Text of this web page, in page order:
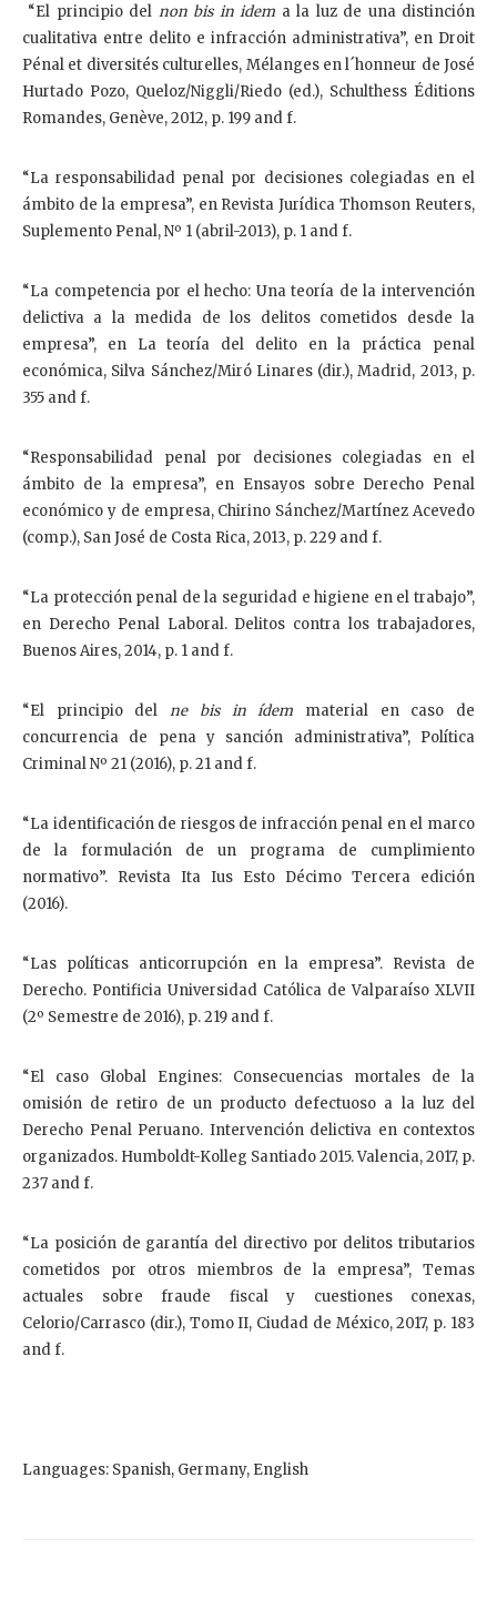
“El principio del non bis in idem a la luz de una distinción
cualitativa entre delito e infracción administrativa”, en Droit
Pénal et diversités culturelles, Mélanges en l´honneur de José
Hurtado Pozo, Queloz/Niggli/Riedo (ed.), Schulthess Éditions
Romandes, Genève, 2012, p. 199 and f.
“La responsabilidad penal por decisiones colegiadas en el
ámbito de la empresa”, en Revista Jurídica Thomson Reuters,
Suplemento Penal, Nº 1 (abril-2013), p. 1 and f.
“La competencia por el hecho: Una teoría de la intervención
delictiva a la medida de los delitos cometidos desde la
empresa”, en La teoría del delito en la práctica penal
económica, Silva Sánchez/Miró Linares (dir.), Madrid, 2013, p.
355 and f.
“Responsabilidad penal por decisiones colegiadas en el
ámbito de la empresa”, en Ensayos sobre Derecho Penal
económico y de empresa, Chirino Sánchez/Martínez Acevedo
(comp.), San José de Costa Rica, 2013, p. 229 and f.
“La protección penal de la seguridad e higiene en el trabajo”,
en Derecho Penal Laboral. Delitos contra los trabajadores,
Buenos Aires, 2014, p. 1 and f.
“El principio delne bis in ídem material en caso de
concurrencia de pena y sanción administrativa”, Política
Criminal Nº 21 (2016), p. 21 and f.
“La identificación de riesgos de infracción penal en el marco
de la formulación de un programa de cumplimiento
normativo”. Revista Ita Ius Esto Décimo Tercera edición
(2016).
“Las políticas anticorrupción en la empresa”. Revista de
Derecho. Pontificia Universidad Católica de Valparaíso XLVII
(2º Semestre de 2016), p. 219 and f.
“El caso Global Engines: Consecuencias mortales de la
omisión de retiro de un producto defectuoso a la luz del
Derecho Penal Peruano. Intervención delictiva en contextos
organizados. Humboldt-Kolleg Santiado 2015. Valencia, 2017, p.
237 and f.
“La posición de garantía del directivo por delitos tributarios
cometidos por otros miembros de la empresa”, Temas
actuales sobre fraude fiscal y cuestiones conexas,
Celorio/Carrasco (dir.), Tomo II, Ciudad de México, 2017, p. 183
and f.
Languages: Spanish, Germany, English